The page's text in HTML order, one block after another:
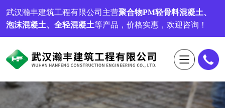
武汉瀚丰建筑工程有限公司 主营聚合物PM轻骨料混凝土、
泡沫混凝土、全轻混凝土等产品，价格实惠，欢迎咨询！